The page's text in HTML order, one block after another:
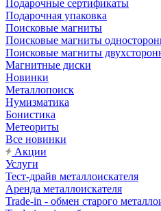
Подарочные сертификаты
Подарочная упаковка
Поисковые магниты
Поисковые магниты
Поисковые магниты
Магнитные диски
Новинки
Металлопоиск
Нумизматика
Бонистика
Метеориты
Все новинки
Акции
Услуги
Тест-драйв металлоискателя
Аренда металлоискателя
Trade-in - обмен старого